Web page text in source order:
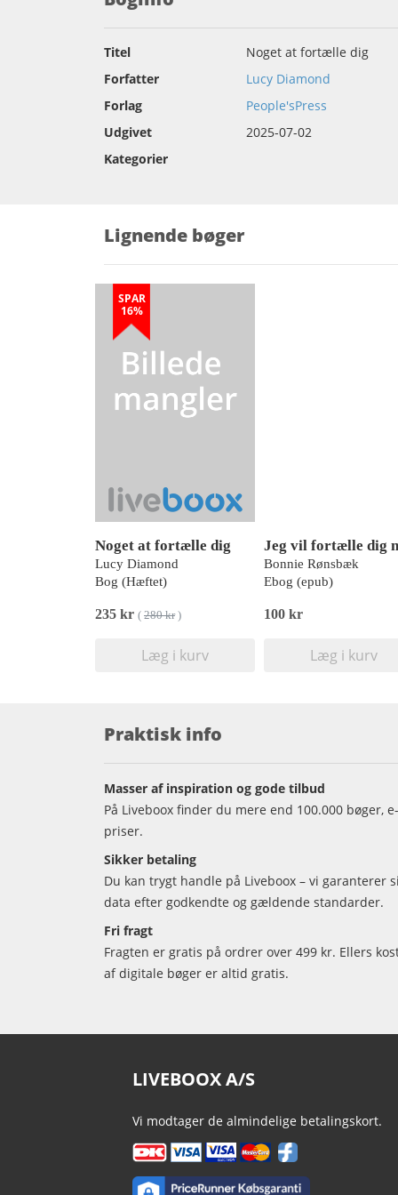
Titel
Noget at fortælle dig
Forfatter
Lucy Diamond
Forlag
People'sPress
Udgivet
2025-07-02
Kategorier
Lignende bøger
SPAR
16%
Noget at fortælle dig
Lucy Diamond
Bog (Hæftet)
235 kr ( 280 kr)
Læg i kurv
Bonnie Rønsbæk
Ebog (epub)
100 kr
Læg i kurv
Praktisk info
Masser af inspiration og gode tilbud
På Liveboox finder du mere end 100.000 bøger,
priser.
Sikker betaling
Du kan trygt handle på Liveboox – vi garanterer
data efter godkendte og gældende standarder.
Fri fragt
Fragten er gratis på ordrer over 499 kr. Ellers
af digitale bøger er altid gratis.
LIVEBOOX A/S
Vi modtager de almindelige betalingskort.